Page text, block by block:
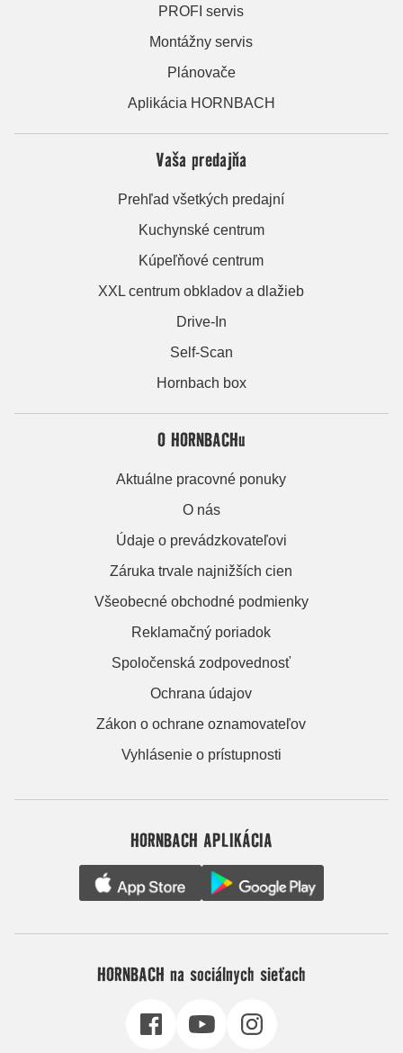
PROFI servis
Montážny servis
Plánovače
Aplikácia HORNBACH
Vaša predajňa
Prehľad všetkých predajní
Kuchynské centrum
Kúpeľňové centrum
XXL centrum obkladov a dlažieb
Drive-In
Self-Scan
Hornbach box
O HORNBACHu
Aktuálne pracovné ponuky
O nás
Údaje o prevádzkovateľovi
Záruka trvale najnižších cien
Všeobecné obchodné podmienky
Reklamačný poriadok
Spoločenská zodpovednosť
Ochrana údajov
Zákon o ochrane oznamovateľov
Vyhlásenie o prístupnosti
HORNBACH APLIKÁCIA
HORNBACH na sociálnych sieťach